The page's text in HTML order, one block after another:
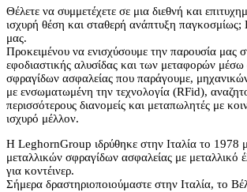
Θέλετε να συμμετέχετε σε μια διεθνή και
ισχυρή θέση και σταθερή ανάπτυξη παγκοσμίως;
μας.
Προκειμένου να ενισχύσουμε την παρουσία μας
εφοδιαστικής αλυσίδας και των μεταφορών
σφραγίδων ασφαλείας που παράγουμε,
με ενσωματωμένη την τεχνολογία (RFid),
περισσότερους διανομείς και μεταπωλητές με
ισχυρό μέλλον.
Η LeghornGroup ιδρύθηκε στην Ιταλία το 1978
μεταλλικών σφραγίδων ασφαλείας με μεταλλικό
για κοντέινερ.
Σήμερα δραστηριοποιούμαστε στην Ιταλία, το